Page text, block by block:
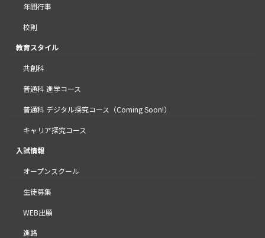
年間行事
校則
教育スタイル
共創科
普通科 進学コース
普通科 デジタル探究コース（Coming Soon!）
キャリア探究コース
入試情報
オープンスクール
生徒募集
WEB出願
進路